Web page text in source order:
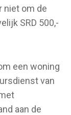
niet om de
SRD 500,-
een woning
van
aan de